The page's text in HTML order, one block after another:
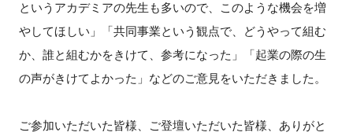
というアカデミアの先生も多いので、このような機会を増
やしてほしい」「共同事業という観点で、どうやって組む
か、誰と組むかをきけて、参考になった」「起業の際の生
の声がきけてよかった」 などのご意見をいただきました。
ご参加いただいた皆様、ご登壇いただいた皆様、ありがと